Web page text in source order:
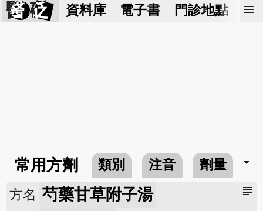
醫 砭 資料庫 電子書 門診地點 預
menu
常用方劑 類別 注音 劑量 arrow_drop_down
subject
方名 芍藥甘草附子湯